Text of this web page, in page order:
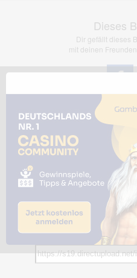
Dieses
Dir gefällt dieses
mit deinen
BB